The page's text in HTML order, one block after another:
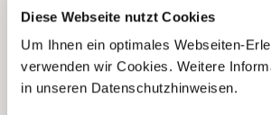
Diese Webseite nutzt Cookies
Um Ihnen ein optimales Webseiten-
verwenden wir Cookies. Weitere
in unseren Datenschutzhinweisen.
5 Gründe warum Sie
Buchung bei uns
die richtige
treffen: